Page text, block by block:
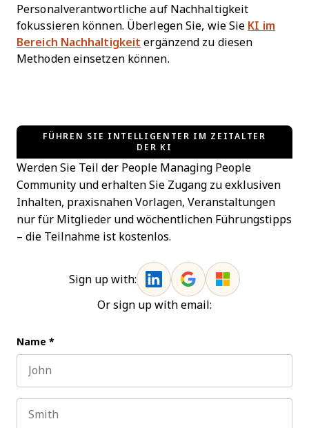
Personalverantwortliche auf Nachhaltigkeit
fokussieren können. Überlegen Sie, wie Sie KI im
Bereich Nachhaltigkeit ergänzend zu diesen
Methoden einsetzen können.
FÜHREN SIE INTELLIGENTER IM ZEITALTER
DER KI
Werden Sie Teil der People Managing People
Community und erhalten Sie Zugang zu exklusiven
Inhalten, praxisnahen Vorlagen, Veranstaltungen
nur für Mitglieder und wöchentlichen Führungstipps
– die Teilnahme ist kostenlos.
Sign up with:
Or sign up with email:
Name *